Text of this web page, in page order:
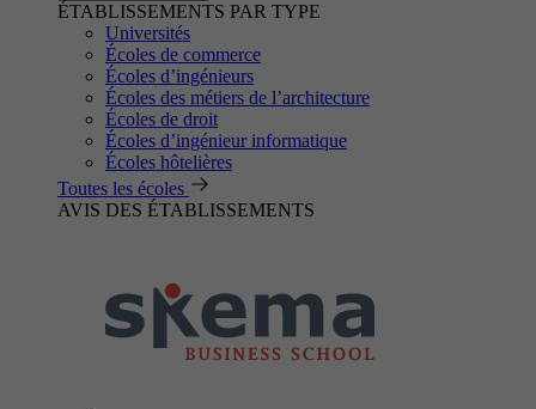
ÉTABLISSEMENTS PAR TYPE
Universités
Écoles de commerce
Écoles d’ingénieurs
Écoles des métiers de l’architecture
Écoles de droit
Écoles d’ingénieur informatique
Écoles hôtelières
Toutes les écoles
AVIS DES ÉTABLISSEMENTS